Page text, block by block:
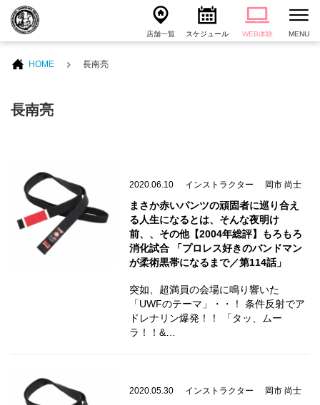
店舗一覧 スケジュール WEB体験 MENU
HOME 長南亮
長南亮
2020.06.10 インストラクター 岡市 尚士
まさか赤いパンツの頑固者に巡り合え
る人生になるとは、そんな夜明け
前、、その他【2004年総評】もろもろ
消化試合 「プロレス好きのバンドマン
が柔術黒帯になるまで／第114話」
突如、超満員の会場に鳴り響いた
「UWFのテーマ」・・！ 条件反射でア
ドレナリン爆発！！ 「タッ、ムー
ラ！！&…
2020.05.30 インストラクター 岡市 尚士